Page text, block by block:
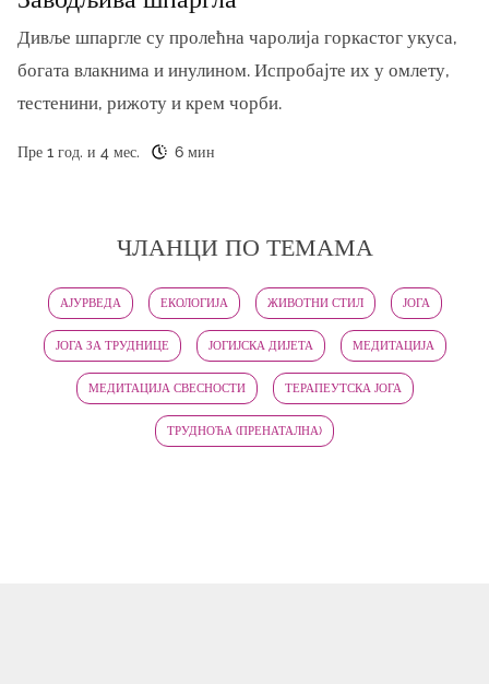
Дивље шпаргле су пролећна чаролија горкастог укуса,
богата влакнима и инулином. Испробајте их у омлету,
тестенини, рижоту и крем чорби.
Пре 1 год. и 4 мес. 6 мин
ЧЛАНЦИ ПО ТЕМАМА
АЈУРВЕДА ЕКОЛОГИЈА ЖИВОТНИ СТИЛ ЈОГА
ЈОГА ЗА ТРУДНИЦЕ ЈОГИЈСКА ДИЈЕТА МЕДИТАЦИЈА
МЕДИТАЦИЈА СВЕСНОСТИ ТЕРАПЕУТСКА ЈОГА
ТРУДНОЋА (ПРЕНАТАЛНА)